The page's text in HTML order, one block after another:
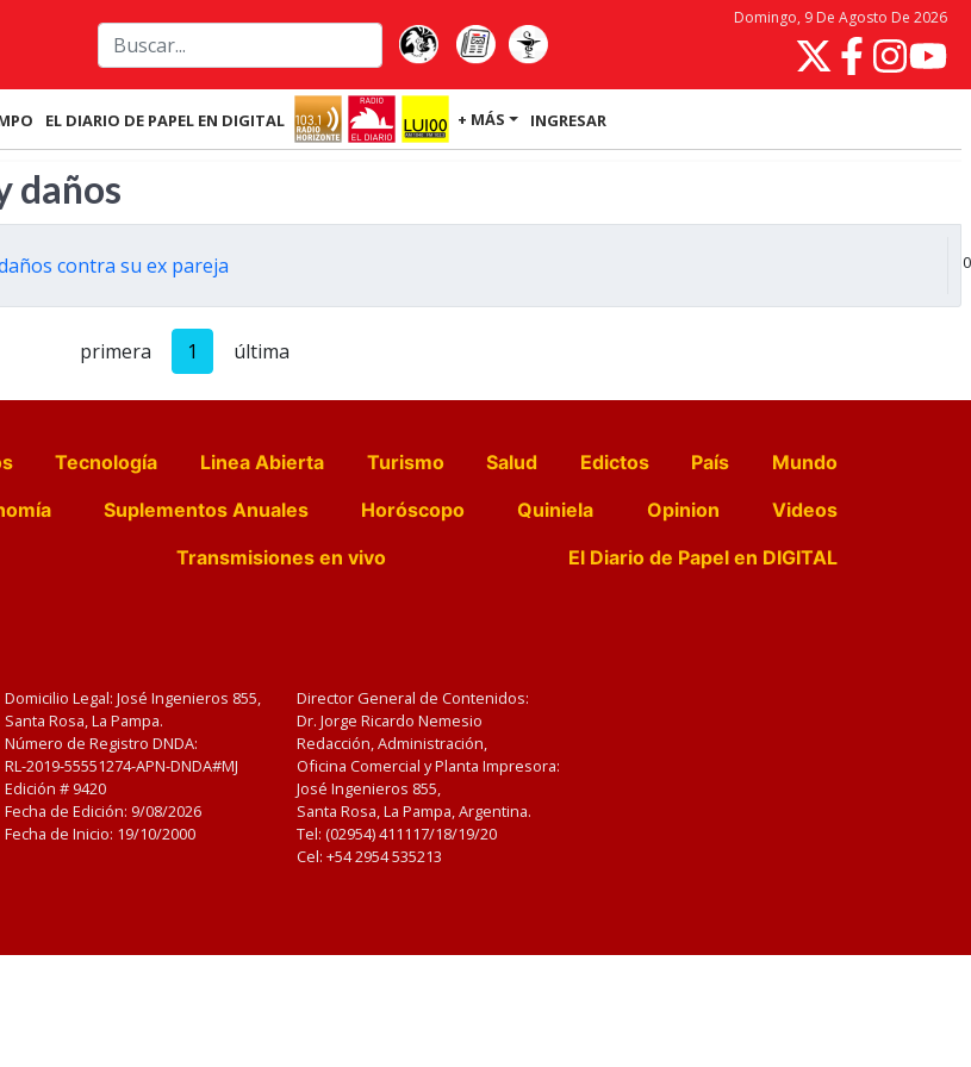
Domingo, 9 De Agosto De 2026
EL DIARIO DE PAPEL EN DIGITAL + MÁS INGRESAR
daños
contra su ex pareja
primera 1 última
Tecnología Linea Abierta Turismo Salud Edictos País
Mundo
Suplementos Anuales Horóscopo Quiniela Opinion
Videos
Transmisiones en vivo El Diario de Papel en DIGITAL
Domicilio Legal: José Ingenieros 855,
Santa Rosa, La Pampa.
Número de Registro DNDA:
RL-2019-55551274-APN-DNDA#MJ
Edición # 9420
Fecha de Edición: 9/08/2026
Fecha de Inicio: 19/10/2000
Director General de Contenidos:
Dr. Jorge Ricardo Nemesio
Redacción, Administración,
Oficina Comercial y Planta Impresora:
José Ingenieros 855,
Santa Rosa, La Pampa, Argentina.
Tel: (02954) 411117/18/19/20
Cel: +54 2954 535213